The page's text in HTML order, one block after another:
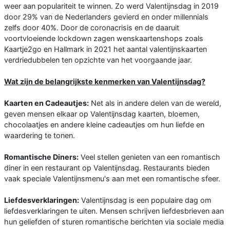
weer aan populariteit te winnen. Zo werd Valentijnsdag in 2019
door 29% van de Nederlanders gevierd en onder millennials
zelfs door 40%. Door de coronacrisis en de daaruit
voortvloeiende lockdown zagen wenskaartenshops zoals
Kaartje2go en Hallmark in 2021 het aantal valentijnskaarten
verdriedubbelen ten opzichte van het voorgaande jaar.
Wat zijn de belangrijkste kenmerken van Valentijnsdag?
Kaarten en Cadeautjes: Net als in andere delen van de wereld,
geven mensen elkaar op Valentijnsdag kaarten, bloemen,
chocolaatjes en andere kleine cadeautjes om hun liefde en
waardering te tonen.
Romantische Diners: Veel stellen genieten van een romantisch
diner in een restaurant op Valentijnsdag. Restaurants bieden
vaak speciale Valentijnsmenu's aan met een romantische sfeer.
Liefdesverklaringen: Valentijnsdag is een populaire dag om
liefdesverklaringen te uiten. Mensen schrijven liefdesbrieven aan
hun geliefden of sturen romantische berichten via sociale media